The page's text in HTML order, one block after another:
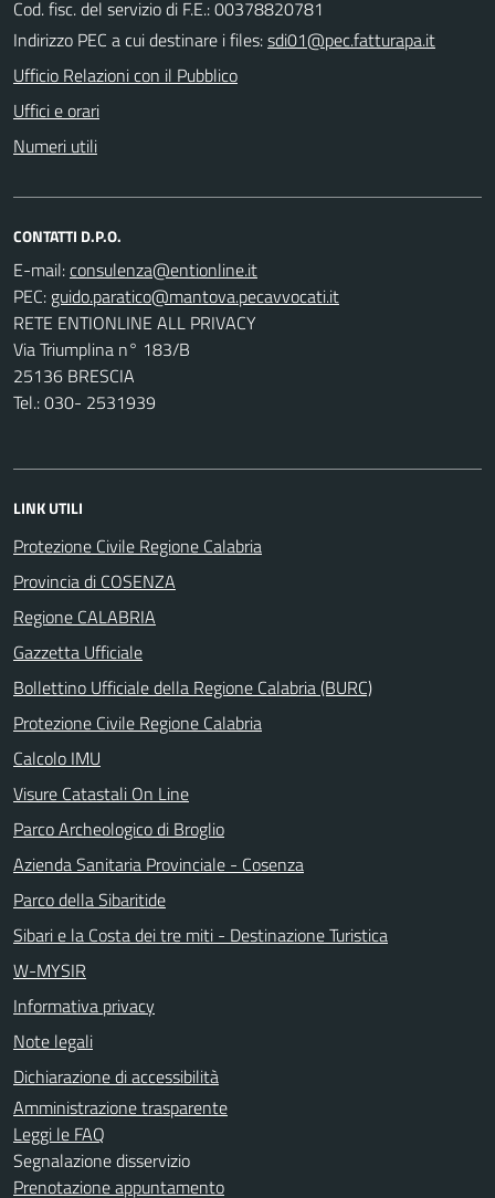
Cod. fisc. del servizio di F.E.: 00378820781
Indirizzo PEC a cui destinare i files:sdi01@pec.fatturapa.it
Ufficio Relazioni con il Pubblico
Uffici e orari
Numeri utili
CONTATTI D.P.O.
E-mail:
PEC:
RETE ENTIONLINE ALL PRIVACY
Via Triumplina n° 183/B
25136 BRESCIA
Tel.: 030- 2531939
LINK UTILI
Protezione Civile Regione Calabria
Provincia di COSENZA
Regione CALABRIA
Gazzetta Ufficiale
Bollettino Ufficiale della Regione Calabria (BURC)
Protezione Civile Regione Calabria
Calcolo IMU
Visure Catastali On Line
Parco Archeologico di Broglio
Azienda Sanitaria Provinciale - Cosenza
Parco della Sibaritide
Sibari e la Costa dei tre miti - Destinazione Turistica
W-MYSIR
Informativa privacy
Note legali
Dichiarazione di accessibilità
Amministrazione trasparente
Leggi le FAQ
Segnalazione disservizio
Prenotazione appuntamento